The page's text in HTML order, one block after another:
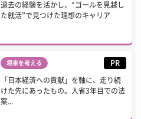
過去の経験を活かし、“ゴールを見越し
た就活”で見つけた理想のキャリア
将来を考える PR
「日本経済への貢献」を軸に、走り続
けた先にあったもの。入省3年目での法
案...